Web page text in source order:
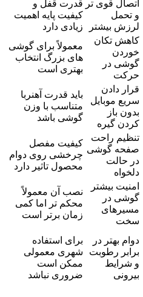
اتصال قوی تر
و تحمل
لرزش بیشتر
قدرت قفل و
کیفیت پایه اهمیت
زیادی دارد
کاهش تکان
خوردن
گوشی در
حرکت
معمولاً برای گوشی
های بزرگ انتخاب
بهتری است
قرار دادن
سریع موبایل
بدون باز
کردن گیره
باید قدرت آهنربا
متناسب با وزن
گوشی باشد
تنظیم راحت
صفحه گوشی
در حالت
دلخواه
کیفیت مفصل
چرخشی روی دوام
محصول تاثیر دارد
امنیت بیشتر
گوشی در
مسیرهای
سخت
نصب آن معمولاً
محکم تر اما کمی
زمان برتر است
دوام بهتر در
برابر رطوبت
و شرایط
بیرونی
برای استفاده
شهری معمولی
ممکن است
ضروری نباشد